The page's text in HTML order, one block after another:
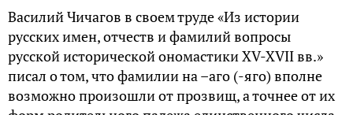
Василий Чичагов в своем труде «Из истории
русских имен, отчеств и фамилий вопросы
русской исторической ономастики XV-XVII вв.»
писал о том, что фамилии на –аго (-яго) вполне
возможно произошли от прозвищ, а точнее от их